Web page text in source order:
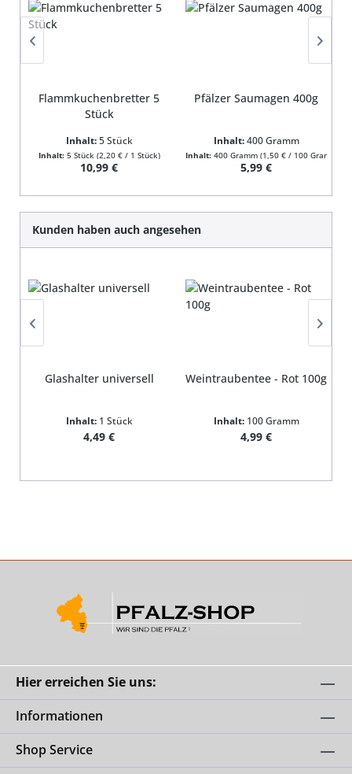
Flammkuchenbretter 5
Stück
Inhalt:5 Stück
Inhalt: 5 Stück (2,20 € / 1 Stück)
Regulärer Preis:
10,99 €
Pfälzer Saumagen 400g
Inhalt:400 Gramm
Inhalt: 400 Gramm (1,50 € / 100 Gramm)
Regulärer Preis:
5,99 €
Kunden haben auch angesehen
Glashalter universell
Inhalt: 1 Stück
Regulärer Preis:
4,49 €
Weintraubentee - Rot 100g
Inhalt: 100 Gramm
Regulärer Preis:
4,99 €
Hier erreichen Sie uns:
Informationen
Shop Service